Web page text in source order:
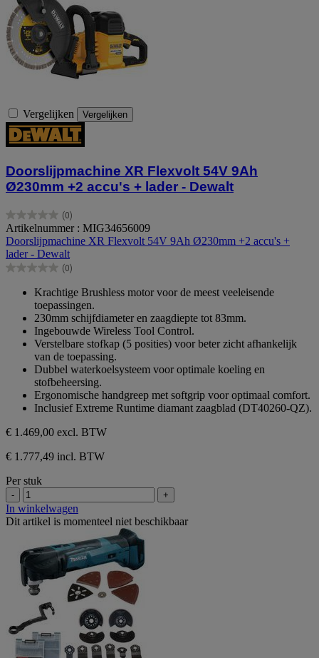
Vergelijken Vergelijken
Doorslijpmachine XR Flexvolt 54V 9Ah
Ø230mm +2 accu's + lader - Dewalt
(0)
0.0
van
de
5
sterren.
Artikelnummer : MIG34656009
Doorslijpmachine XR Flexvolt 54V 9Ah Ø230mm +2 accu's +
lader - Dewalt
(0)
0.0
sterren.
Krachtige Brushless motor voor de meest veeleisende
toepassingen.
230mm schijfdiameter en zaagdiepte tot 83mm.
Ingebouwde Wireless Tool Control.
Verstelbare stofkap (5 posities) voor beter zicht afhankelijk
van de toepassing.
Dubbel waterkoelsysteem voor optimale koeling en
stofbeheersing.
Ergonomische handgreep met softgrip voor optimaal comfort.
Inclusief Extreme Runtime diamant zaagblad (DT40260-QZ).
€ 1.469,00 excl. BTW
€ 1.777,49 incl. BTW
Per stuk
- +
In winkelwagen
Dit artikel is momenteel niet beschikbaar